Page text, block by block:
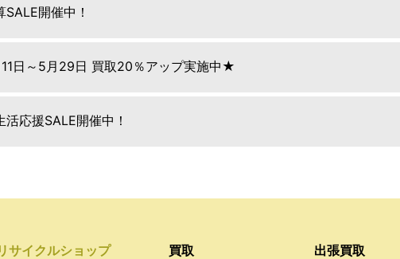
SALE開催中！
日～5月29日 買取20％アップ実施中★
活応援SALE開催中！
サイクルショップ
買取
出張買取